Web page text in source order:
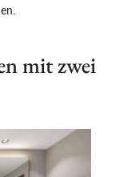
mit zwei